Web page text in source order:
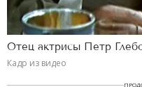
Отец актрисы Петр
Кадр из видео